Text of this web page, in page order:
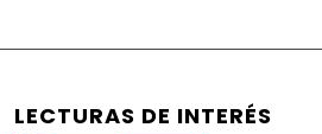
LECTURAS DE INTERÉS